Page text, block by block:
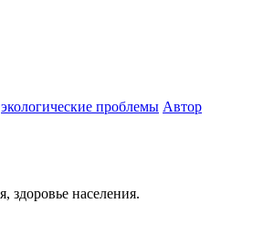
экологические проблемы Автор